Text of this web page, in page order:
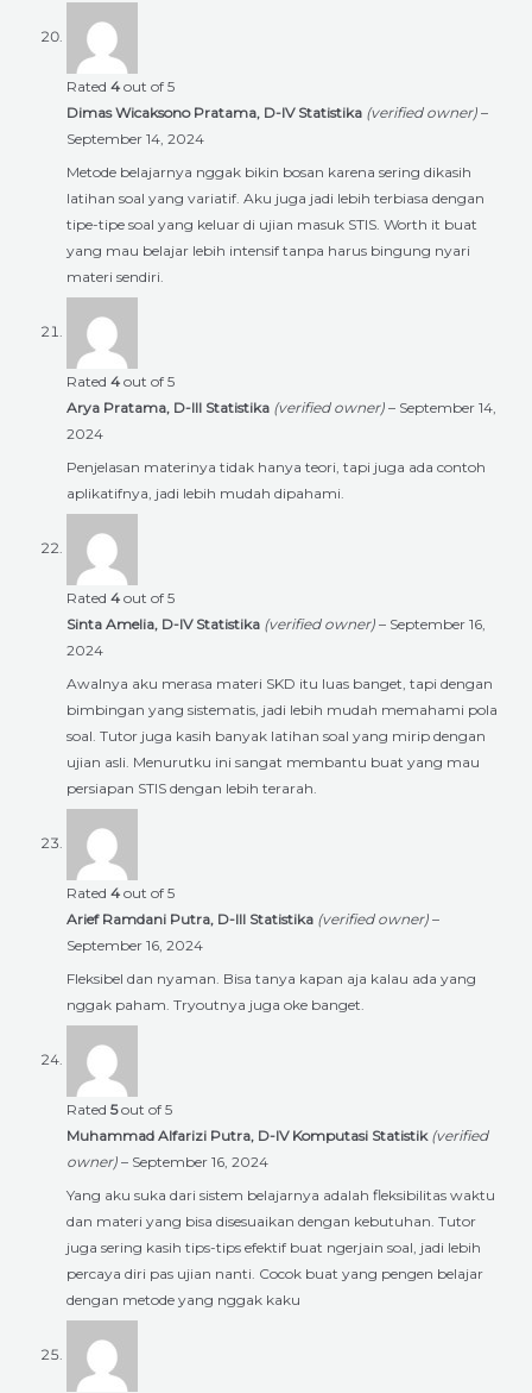
Rated 4 out of 5
Dimas Wicaksono Pratama, D-IV Statistika (verified owner) –
September 14, 2024
Metode belajarnya nggak bikin bosan karena sering dikasih
latihan soal yang variatif. Aku juga jadi lebih terbiasa dengan
tipe-tipe soal yang keluar di ujian masuk STIS. Worth it buat
yang mau belajar lebih intensif tanpa harus bingung nyari
materi sendiri.
Rated 4 out of 5
Arya Pratama, D-III Statistika (verified owner) – September 14,
2024
Penjelasan materinya tidak hanya teori, tapi juga ada contoh
aplikatifnya, jadi lebih mudah dipahami.
Rated 4 out of 5
Sinta Amelia, D-IV Statistika (verified owner) – September 16,
2024
Awalnya aku merasa materi SKD itu luas banget, tapi dengan
bimbingan yang sistematis, jadi lebih mudah memahami pola
soal. Tutor juga kasih banyak latihan soal yang mirip dengan
ujian asli. Menurutku ini sangat membantu buat yang mau
persiapan STIS dengan lebih terarah.
Rated 4 out of 5
Arief Ramdani Putra, D-III Statistika (verified owner) –
September 16, 2024
Fleksibel dan nyaman. Bisa tanya kapan aja kalau ada yang
nggak paham. Tryoutnya juga oke banget.
Rated 5out of 5
Muhammad Alfarizi Putra, D-IV Komputasi Statistik (verified
owner) – September 16, 2024
Yang aku suka dari sistem belajarnya adalah fleksibilitas waktu
dan materi yang bisa disesuaikan dengan kebutuhan. Tutor
juga sering kasih tips-tips efektif buat ngerjain soal, jadi lebih
percaya diri pas ujian nanti. Cocok buat yang pengen belajar
dengan metode yang nggak kaku